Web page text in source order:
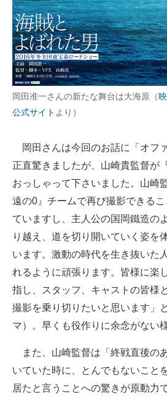
企業ITのトレンドを詳説
経営リーダーのコミュニティ
マーケ×ITの今がよく分かる
ITエンジニア向け専門サイト
IT製品の技術・比較・事例
製造業のIT導入・活用を支援
モノづくり技術者専門サイト
エレクトロニクス専門サイト
電子設計の基本と応用
エネルギーの専門メディア
建設×テクノロジーの最前線
岡田准一さんの新たな舞台は大海原（
公式サイト より）
岡田さんは今回のお話に「オフ
正直驚きましたが、山崎貴監督が
おっしゃって下さいました。山崎
遠の0』チームで再び撮影できる
ていますし、主人公の国岡鐵造の
り越え、道を切り開いていく姿を
います。激動の時代を生き抜いた
れるように頑張ります。皆様に楽
指し、スタッフ、キャストの皆様
撮影を乗り切りたいと思います」
マ）。早くも役作りに余念がない
また、山崎監督は「終戦直後の
いていた時に、とんでもないこと
居たと言うことへの驚きが原動力